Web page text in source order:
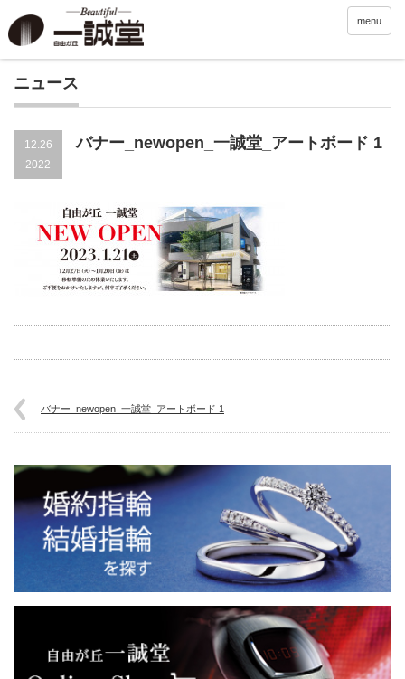
menu
ニュース
12.26
2022
バナー_newopen_一誠堂_アートボード 1
バナー_newopen_一誠堂_アートボード 1